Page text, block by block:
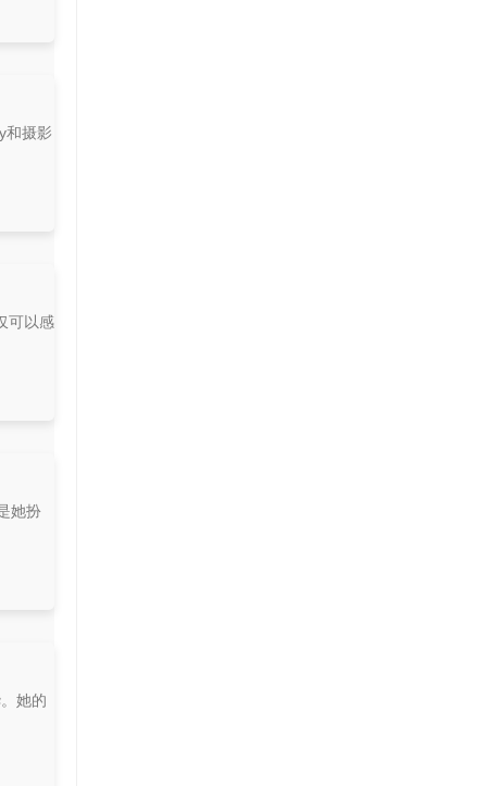
和摄影
可以感
她扮
她的